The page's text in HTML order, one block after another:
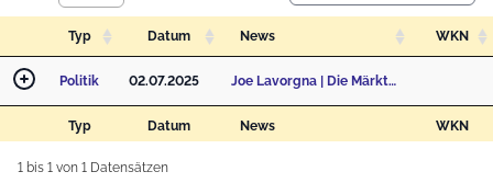
Typ Datum News WKN
Politik 02.07.2025 Joe Lavorgna | Die Märkte vermitteln uns eine Botschaft des Wachstums und des Optimismus
Typ Datum News WKN
1 bis 1 von 1 Datensätzen